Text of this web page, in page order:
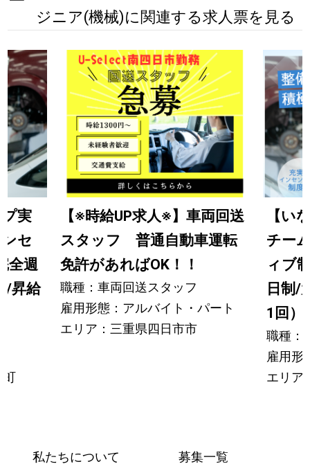
ジニア(機械)に関連する求人票を見る
実
セ
全週
/昇給
町
【※時給UP求人※】車両回送
スタッフ 普通自動車運転
免許があればOK！！
職種：車両回送スタッフ
雇用形態：アルバイト・パート
エリア：三重県四日市市
【い
チー
ィブ
日制/
1回）
職種：
雇用形
エリア
私たちについて 募集一覧